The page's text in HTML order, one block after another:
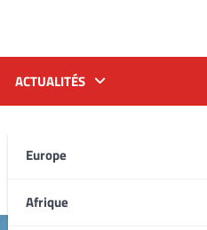
ACTUALITÉS
Europe
Afrique